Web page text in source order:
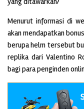
Menurut informasi di
akan mendapatkan
berupa helm tersebut
replika dari Valentino
bagi para penginden